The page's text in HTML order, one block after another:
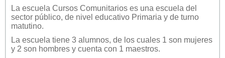
La escuela Cursos Comunitarios es una escuela del
sector público, de nivel educativo Primaria y de turno
matutino.
La escuela tiene 3 alumnos, de los cuales 1 son mujeres
y 2 son hombres y cuenta con 1 maestros.